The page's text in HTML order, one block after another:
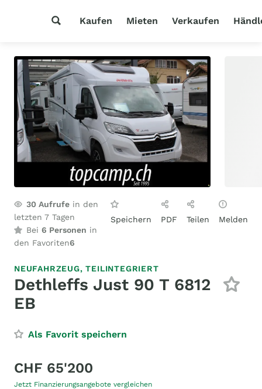
Kaufen Mieten Verkaufen
30 Aufrufe in den
letzten 7 Tagen
Bei 6 Personen in
den Favoriten6
Speichern PDF Teilen Melden
NEUFAHRZEUG,TEILINTEGRIERT
Dethleffs Just 90 T 6812
EB
Als Favorit speichern
CHF 65'200
Jetzt Finanzierungsangebote vergleichen